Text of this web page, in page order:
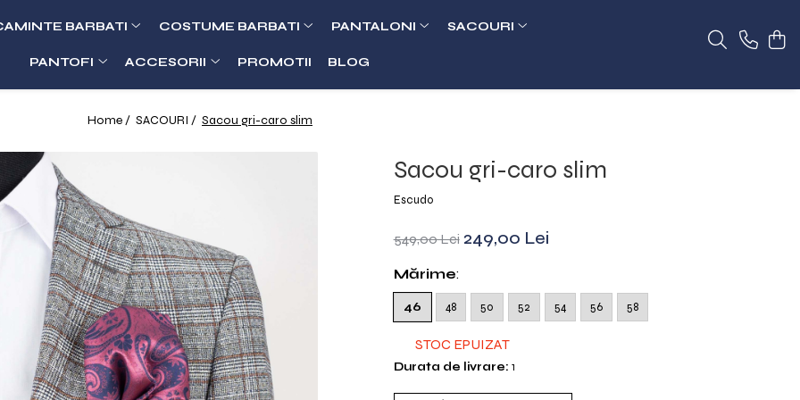
BARBATI COSTUME BARBATI PANTALONI SACOURI
PANTOFI ACCESORII PROMOTII BLOG
Home / SACOURI / Sacou gri-caro slim
Sacou gri-caro slim
Escudo
549,00 Lei 249,00 Lei
Mărime:
46 48 50 52 54 56 58
STOC EPUIZAT
Durata de livrare: 1